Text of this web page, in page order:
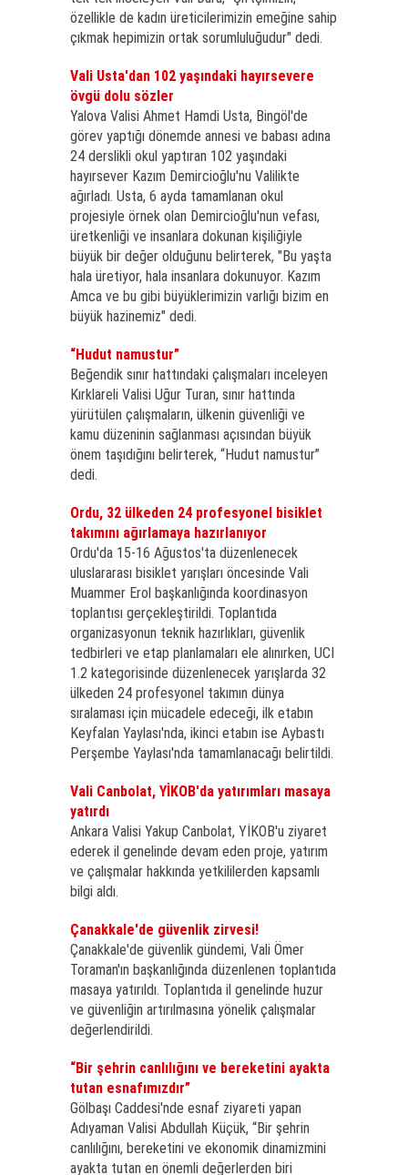
özellikle de kadın üreticilerimizin emeğine sahip
çıkmak hepimizin ortak sorumluluğudur" dedi.
Vali Usta'dan 102 yaşındaki hayırsevere
övgü dolu sözler
Yalova Valisi Ahmet Hamdi Usta, Bingöl'de
görev yaptığı dönemde annesi ve babası adına
24 derslikli okul yaptıran 102 yaşındaki
hayırsever Kazım Demircioğlu'nu Valilikte
ağırladı. Usta, 6 ayda tamamlanan okul
projesiyle örnek olan Demircioğlu'nun vefası,
üretkenliği ve insanlara dokunan kişiliğiyle
büyük bir değer olduğunu belirterek, "Bu yaşta
hala üretiyor, hala insanlara dokunuyor. Kazım
Amca ve bu gibi büyüklerimizin varlığı bizim en
büyük hazinemiz" dedi.
“Hudut namustur”
Beğendik sınır hattındaki çalışmaları inceleyen
Kırklareli Valisi Uğur Turan, sınır hattında
yürütülen çalışmaların, ülkenin güvenliği ve
kamu düzeninin sağlanması açısından büyük
önem taşıdığını belirterek, “Hudut namustur”
dedi.
Ordu, 32 ülkeden 24 profesyonel bisiklet
takımını ağırlamaya hazırlanıyor
Ordu'da 15-16 Ağustos'ta düzenlenecek
uluslararası bisiklet yarışları öncesinde Vali
Muammer Erol başkanlığında koordinasyon
toplantısı gerçekleştirildi. Toplantıda
organizasyonun teknik hazırlıkları, güvenlik
tedbirleri ve etap planlamaları ele alınırken, UCI
1.2 kategorisinde düzenlenecek yarışlarda 32
ülkeden 24 profesyonel takımın dünya
sıralaması için mücadele edeceği, ilk etabın
Keyfalan Yaylası'nda, ikinci etabın ise Aybastı
Perşembe Yaylası'nda tamamlanacağı belirtildi.
Vali Canbolat, YİKOB'da yatırımları masaya
yatırdı
Ankara Valisi Yakup Canbolat, YİKOB'u ziyaret
ederek il genelinde devam eden proje, yatırım
ve çalışmalar hakkında yetkililerden kapsamlı
bilgi aldı.
Çanakkale'de güvenlik zirvesi!
Çanakkale'de güvenlik gündemi, Vali Ömer
Toraman'ın başkanlığında düzenlenen toplantıda
masaya yatırıldı. Toplantıda il genelinde huzur
ve güvenliğin artırılmasına yönelik çalışmalar
değerlendirildi.
“Bir şehrin canlılığını ve bereketini ayakta
tutan esnafımızdır”
Gölbaşı Caddesi'nde esnaf ziyareti yapan
Adıyaman Valisi Abdullah Küçük, “Bir şehrin
canlılığını, bereketini ve ekonomik dinamizmini
ayakta tutan en önemli değerlerden biri